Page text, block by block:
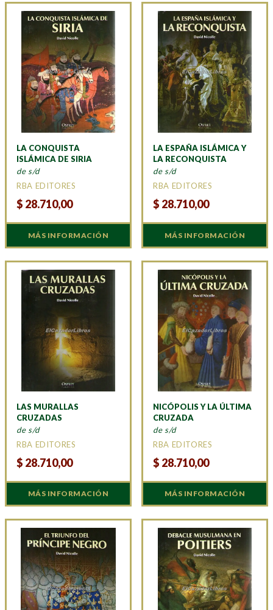
LA CONQUISTA
ISLÁMICA DE SIRIA
de s/d
RBA EDITORES
$ 28.710,00
MÁS INFORMACIÓN
LA ESPAÑA ISLÁMICA Y
LA RECONQUISTA
de s/d
RBA EDITORES
$ 28.710,00
MÁS INFORMACIÓN
LAS MURALLAS
CRUZADAS
de s/d
RBA EDITORES
$ 28.710,00
MÁS INFORMACIÓN
NICÓPOLIS Y LA ÚLTIMA
CRUZADA
de s/d
RBA EDITORES
$ 28.710,00
MÁS INFORMACIÓN